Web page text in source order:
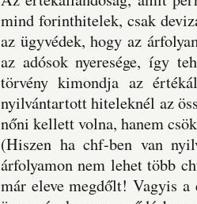
mind forinthitelek, csak
az ügyvédek, hogy az
az adósok nyeresége, így
törvény kimondja az
nyilvántartott hiteleknél az
nőni kellett volna, hanem
(Hiszen ha chf-ben van
árfolyamon nem lehet több
már eleve megdőlt! Vagyis